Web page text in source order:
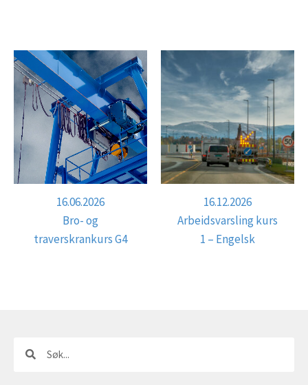
16.06.2026
Bro- og
traverskrankurs G4
16.12.2026
Arbeidsvarsling kurs
1 – Engelsk
Søk